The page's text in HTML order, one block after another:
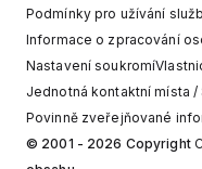
Podmínky pro užívání
Informace o zpracování
Nastavení soukromí
Jednotná kontaktní místa
Povinně zveřejňované
© 2001 - 2026 Copyright